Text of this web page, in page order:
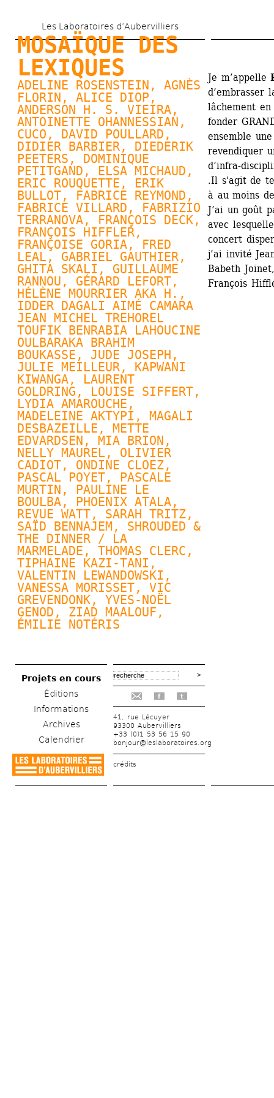
au
contenu
principal
Les Laboratoires d’Aubervilliers
MOSAÏQUE DES
LEXIQUES
ADELINE ROSENSTEIN, AGNÈS
FLORIN , ALICE DIOP,
ANDERSON H. S. VIEIRA,
ANTOINETTE OHANNESSIAN ,
CUCO, DAVID POULLARD ,
DIDIER BARBIER, DIEDERIK
PEETERS , DOMINIQUE
PETITGAND , ELSA MICHAUD ,
ERIC ROUQUETTE, ERIK
BULLOT, FABRICE REYMOND,
FABRICE VILLARD , FABRIZIO
TERRANOVA, FRANÇOIS DECK,
FRANÇOIS HIFFLER,
FRANÇOISE GORIA, FRED
LEAL, GABRIEL GAUTHIER,
GHITA SKALI, GUILLAUME
RANNOU , GÉRARD LEFORT,
HÉLÈNE MOURRIER AKA H.,
IDDER DAGALI AIMÉ CAMARA
JEAN MICHEL TREHOREL
TOUFIK BENRABIA LAHOUCINE
OULBARAKA BRAHIM
BOUKASSE, JUDE JOSEPH,
JULIE MEILLEUR, KAPWANI
KIWANGA, LAURENT
GOLDRING , LOUISE SIFFERT,
LYDIA AMAROUCHE,
MADELEINE AKTYPI, MAGALI
DESBAZEILLE, METTE
EDVARDSEN , MIA BRION,
NELLY MAUREL, OLIVIER
CADIOT, ONDINE CLOEZ,
PASCAL POYET, PASCALE
MURTIN , PAULINE LE
BOULBA, PHOENIX ATALA,
REVUE WATT, SARAH TRITZ,
SAÏD BENNAJEM, SHROUDED &
THE DINNER / LA
MARMELADE, THOMAS CLERC ,
TIPHAINE KAZI-TANI,
VALENTIN LEWANDOWSKI ,
VANESSA MORISSET, VIC
GREVENDONK, YVES-NOËL
GENOD , ZIAD MAALOUF,
ÉMILIE NOTÉRIS
Projets en cours
Éditions
Informations
Archives
Calendrier
f t
41, rue Lécuyer
93300 Aubervilliers
+33 (0)1 53 56 15 90
bonjour@leslaboratoires.org
crédits
Je m’appelle
d’embrasser
lâchement
fonder
ensemble
revendiquer
d’infra-
.Il s'agit de
à au moins
J’ai un goût
avec
concert
j’ai invité
Babeth
François